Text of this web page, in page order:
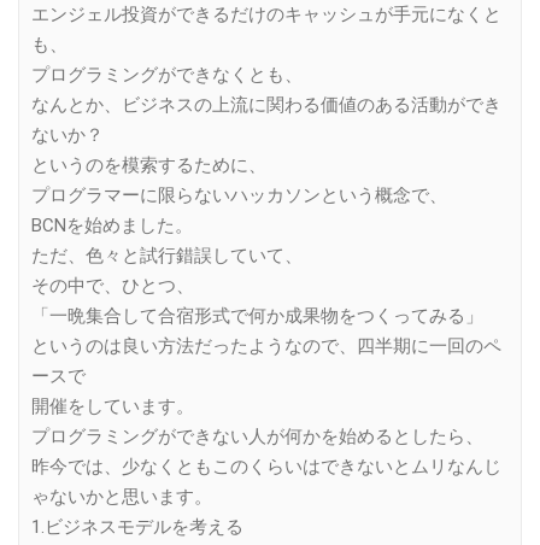
エンジェル投資ができるだけのキャッシュが手元になくと
も、
プログラミングができなくとも、
なんとか、ビジネスの上流に関わる価値のある活動ができ
ないか？
というのを模索するために、
プログラマーに限らないハッカソンという概念で、
BCNを始めました。
ただ、色々と試行錯誤していて、
その中で、ひとつ、
「一晩集合して合宿形式で何か成果物をつくってみる」
というのは良い方法だったようなので、四半期に一回のペ
ースで
開催をしています。
プログラミングができない人が何かを始めるとしたら、
昨今では、少なくともこのくらいはできないとムリなんじ
ゃないかと思います。
1.ビジネスモデルを考える